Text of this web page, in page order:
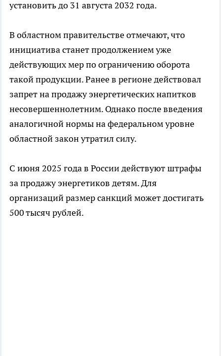
установить до 31 августа 2032 года.
В областном правительстве отмечают, что
инициатива станет продолжением уже
действующих мер по ограничению оборота
такой продукции. Ранее в регионе действовал
запрет на продажу энергетических напитков
несовершеннолетним. Однако после введения
аналогичной нормы на федеральном уровне
областной закон утратил силу.
С июня 2025 года в России действуют штрафы
за продажу энергетиков детям. Для
организаций размер санкций может достигать
500 тысяч рублей.